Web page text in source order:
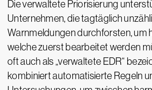
Die verwaltete Priorisierung
Unternehmen, die tagtäglich
Warnmeldungen durchforsten, um
welche zuerst bearbeitet werden
oft auch als „verwaltete EDR“
kombiniert automatisierte Regeln